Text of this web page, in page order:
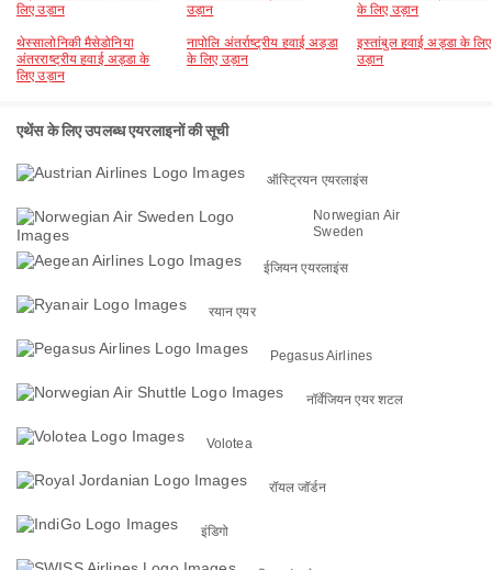
लिए उड़ान
उड़ान
के लिए उड़ान
थेस्सालोनिकी मैसेडोनिया
अंतरराष्ट्रीय हवाई अड्डा के
लिए उड़ान
नापोलि अंतर्राष्ट्रीय हवाई अड्डा
के लिए उड़ान
इस्तांबुल हवाई अड्डा के लिए
उड़ान
एथेंस के लिए उपलब्ध एयरलाइनों की सूची
ऑस्ट्रियन एयरलाइंस
Norwegian Air
Sweden
ईजियन एयरलाइंस
रयान एयर
Pegasus Airlines
नॉर्वेजियन एयर शटल
Volotea
रॉयल जॉर्डन
इंडिगो